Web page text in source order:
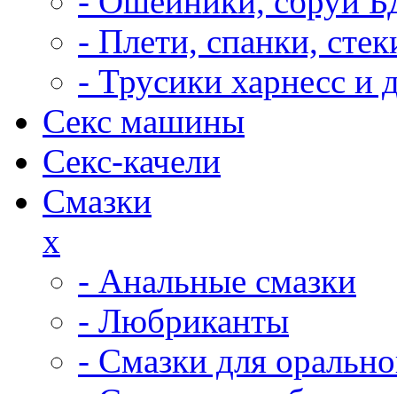
- Плети, спанки,
- Трусики харнесс и
Секс машины
Секс-качели
Смазки
x
- Анальные смазки
- Любриканты
- Смазки для